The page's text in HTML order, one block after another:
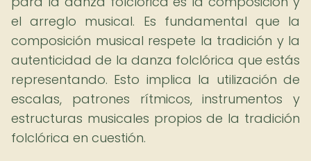
el arreglo musical. Es fundamental que la
composición musical respete la tradición y la
autenticidad de la danza folclórica que estás
representando. Esto implica la utilización de
escalas, patrones rítmicos, instrumentos y
estructuras musicales propios de la tradición
folclórica en cuestión.